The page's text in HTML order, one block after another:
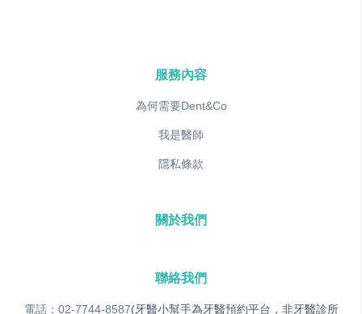
服務內容
為何需要Dent&Co
我是醫師
隱私條款
關於我們
聯絡我們
電話：02-7744-8587(牙醫小幫手為牙醫預約平台，非牙醫診所